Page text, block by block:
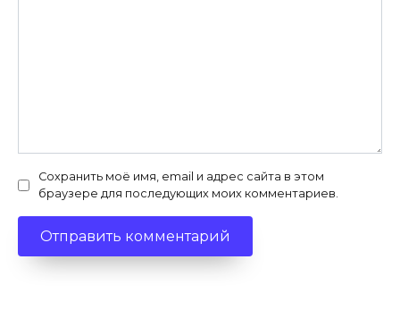
Сохранить моё имя, email и адрес сайта в этом
браузере для последующих моих комментариев.